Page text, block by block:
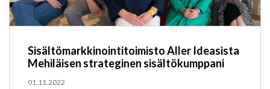
Sisältömarkkinointitoimisto Aller Ideasista
Mehiläisen strateginen sisältökumppani
01.11.2022